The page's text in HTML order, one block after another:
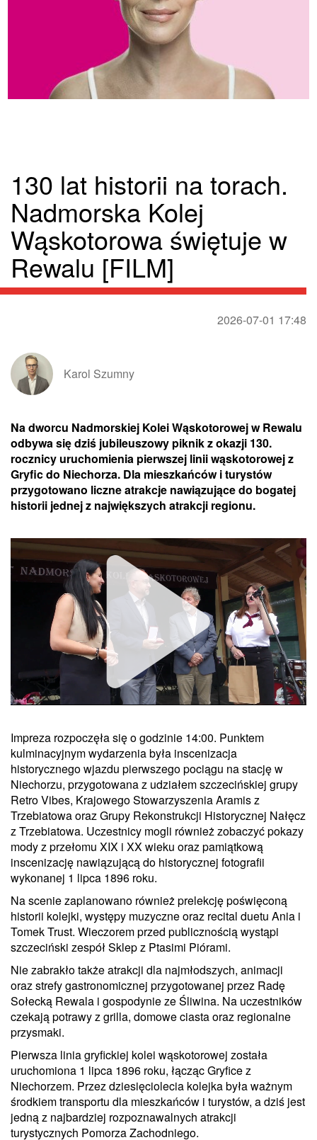
130 lat historii na torach.
Nadmorska Kolej
Wąskotorowa świętuje w
Rewalu [FILM]
2026-07-01 17:48
Karol Szumny
Na dworcu Nadmorskiej Kolei Wąskotorowej w Rewalu
odbywa się dziś jubileuszowy piknik z okazji 130.
rocznicy uruchomienia pierwszej linii wąskotorowej z
Gryfic do Niechorza. Dla mieszkańców i turystów
przygotowano liczne atrakcje nawiązujące do bogatej
historii jednej z największych atrakcji regionu.
Unmute
Impreza rozpoczęła się o godzinie 14:00. Punktem
kulminacyjnym wydarzenia była inscenizacja
historycznego wjazdu pierwszego pociągu na stację w
Niechorzu, przygotowana z udziałem szczecińskiej grupy
Retro Vibes, Krajowego Stowarzyszenia Aramis z
Trzebiatowa oraz Grupy Rekonstrukcji Historycznej Nałęcz
z Trzebiatowa. Uczestnicy mogli również zobaczyć pokazy
mody z przełomu XIX i XX wieku oraz pamiątkową
inscenizację nawiązującą do historycznej fotografii
wykonanej 1 lipca 1896 roku.
Na scenie zaplanowano również prelekcję poświęconą
historii kolejki, występy muzyczne oraz recital duetu Ania i
Tomek Trust. Wieczorem przed publicznością wystąpi
szczeciński zespół Sklep z Ptasimi Piórami.
Nie zabrakło także atrakcji dla najmłodszych, animacji
oraz strefy gastronomicznej przygotowanej przez Radę
Sołecką Rewala i gospodynie ze Śliwina. Na uczestników
czekają potrawy z grilla, domowe ciasta oraz regionalne
przysmaki.
Pierwsza linia gryfickiej kolei wąskotorowej została
uruchomiona 1 lipca 1896 roku, łącząc Gryfice z
Niechorzem. Przez dziesięciolecia kolejka była ważnym
środkiem transportu dla mieszkańców i turystów, a dziś jest
jedną z najbardziej rozpoznawalnych atrakcji
turystycznych Pomorza Zachodniego.